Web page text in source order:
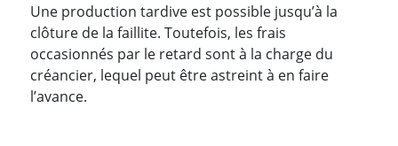
Une production tardive est possible jusqu’à la
clôture de la faillite. Toutefois, les frais
occasionnés par le retard sont à la charge du
créancier, lequel peut être astreint à en faire
l’avance.